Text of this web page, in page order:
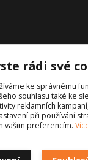
rádi své
ke správnému
souhlasu také ke
reklamních
při používání
vašim preferencím.